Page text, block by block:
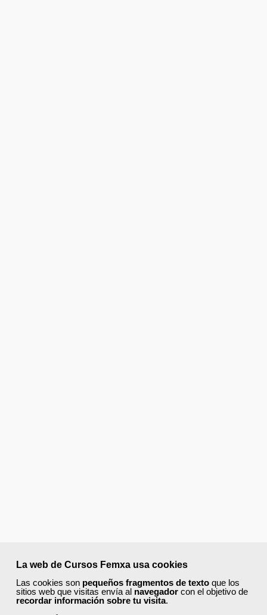
La web de Cursos Femxa usa cookies
Las cookies son pequeños fragmentos de texto que los
sitios web que visitas envía al navegador con el objetivo de
recordar información sobre tu visita.